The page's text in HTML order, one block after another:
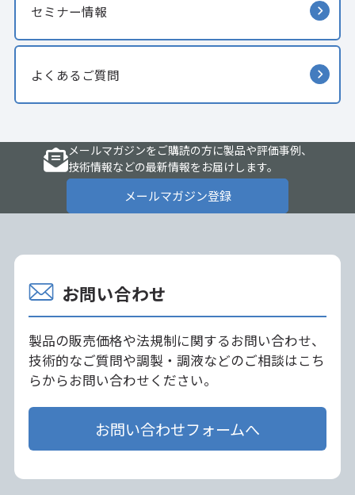
セミナー情報
よくあるご質問
メールマガジンをご購読の方に製品や評価事例、
技術情報などの最新情報をお届けします。
メールマガジン登録
お問い合わせ
製品の販売価格や法規制に関するお問い合わせ、
技術的なご質問や調製・調液などのご相談はこち
らからお問い合わせください。
お問い合わせフォームへ